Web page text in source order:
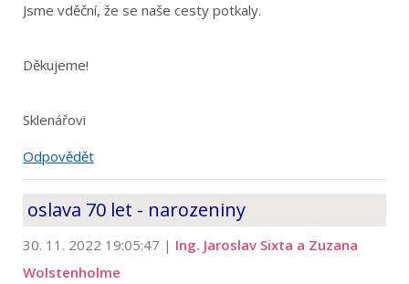
Jsme vděční, že se naše cesty potkaly.
Děkujeme!
Sklenářovi
Odpovědět
oslava 70 let - narozeniny
30. 11. 2022 19:05:47 | Ing. Jaroslav Sixta a Zuzana
Wolstenholme